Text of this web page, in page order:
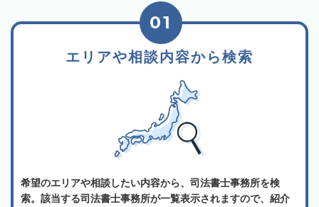
エリアや相談内容から検索
01
希望のエリアや相談したい内容から、司法書士事務所を検
索。該当する司法書士事務所が一覧表示されますので、紹介